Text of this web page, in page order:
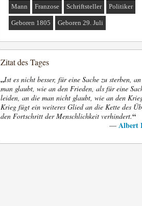
Mann Franzose Schriftsteller Politiker
Geboren 1805 Geboren 29. Juli
Zitat des Tages
„Ist es nicht besser, für eine Sache zu sterben,
man glaubt, wie an den Frieden, als für eine
leiden, an die man nicht glaubt, wie an den
Krieg fügt ein weiteres Glied an die Kette des
den Fortschritt der Menschlichkeit verhindert.“
— Albert